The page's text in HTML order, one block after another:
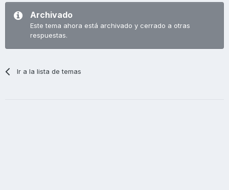
Archivado
Este tema ahora está archivado y cerrado a otras
respuestas.
Ir a la lista de temas